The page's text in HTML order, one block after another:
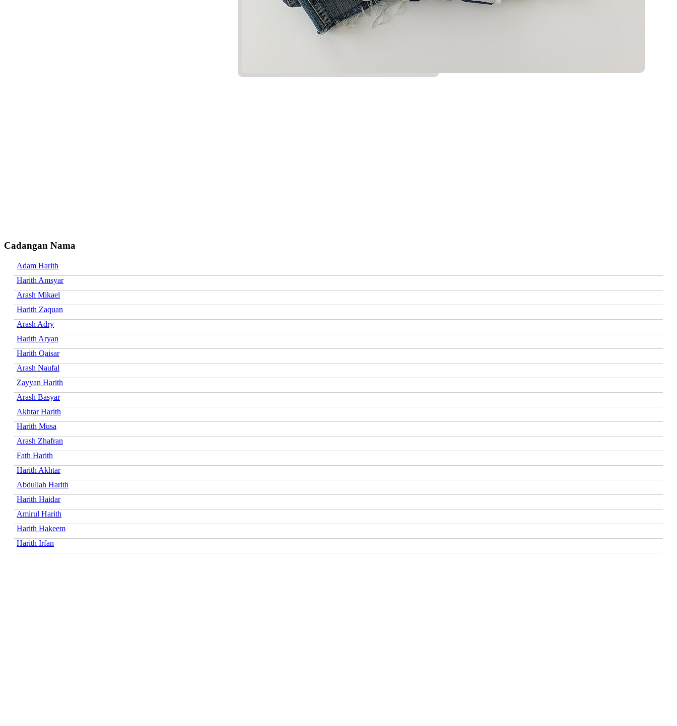
Cadangan Nama
Adam Harith
Harith Amsyar
Arash Mikael
Harith Zaquan
Arash Adry
Harith Aryan
Harith Qaisar
Arash Naufal
Zayyan Harith
Arash Basyar
Akhtar Harith
Harith Musa
Arash Zhafran
Fath Harith
Harith Akhtar
Abdullah Harith
Harith Haidar
Amirul Harith
Harith Hakeem
Harith Irfan